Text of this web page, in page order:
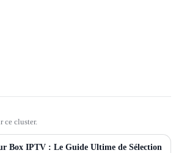
ce cluster.
Box IPTV : Le Guide Ultime de Sélection